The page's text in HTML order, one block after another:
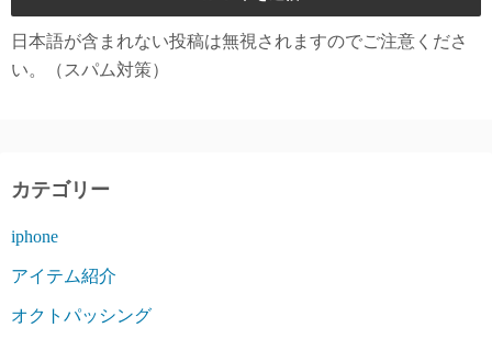
日本語が含まれない投稿は無視されますのでご注意くださ
い。（スパム対策）
カテゴリー
iphone
アイテム紹介
オクトパッシング